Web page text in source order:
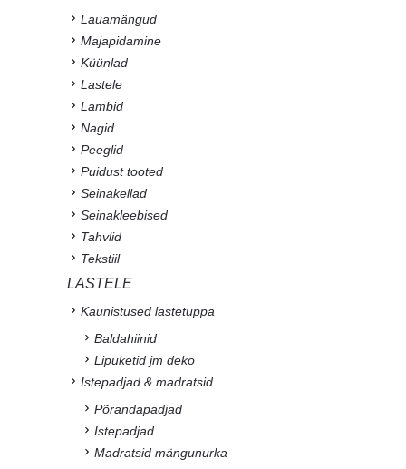
Lauamängud
Majapidamine
Küünlad
Lastele
Lambid
Nagid
Peeglid
Puidust tooted
Seinakellad
Seinakleebised
Tahvlid
Tekstiil
LASTELE
Kaunistused lastetuppa
Baldahiinid
Lipuketid jm deko
Istepadjad & madratsid
Põrandapadjad
Istepadjad
Madratsid mängunurka